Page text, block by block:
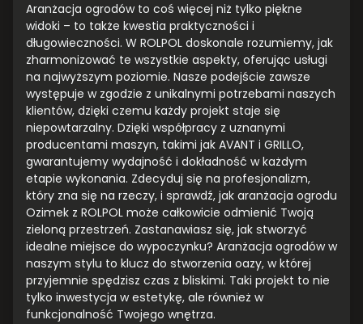
Aranżacja ogrodów to coś więcej niż tylko piękne
widoki – to także kwestia praktyczności i
długowieczności. W ROLPOL doskonale rozumiemy, jak
zharmonizować te wszystkie aspekty, oferując usługi
na najwyższym poziomie. Nasze podejście zawsze
występuje w zgodzie z unikalnymi potrzebami naszych
klientów, dzięki czemu każdy projekt staje się
niepowtarzalny. Dzięki współpracy z uznanymi
producentami maszyn, takimi jak AVANT i GRILLO,
gwarantujemy wydajność i dokładność w każdym
etapie wykonania. Zdecyduj się na profesjonalizm,
który zna się na rzeczy, i sprawdź, jak aranżacja ogrodu
Ozimek z ROLPOL może całkowicie odmienić Twoją
zieloną przestrzeń. Zastanawiasz się, jak stworzyć
idealne miejsce do wypoczynku? Aranżacja ogrodów w
naszym stylu to klucz do stworzenia oazy, w której
przyjemnie spędzisz czas z bliskimi. Taki projekt to nie
tylko inwestycja w estetykę, ale również w
funkcjonalność Twojego wnętrza.